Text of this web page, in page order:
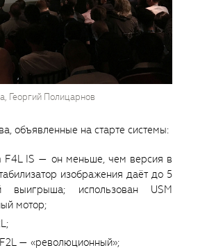
Георгий Полицарнов
объявленные на старте системы:
F4L IS — он меньше, чем версия в
изображения даёт до 5
выигрыша; использован USM
мотор;
— «революционный»;